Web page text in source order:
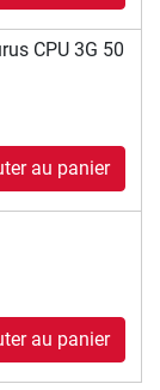
CPU 3G 50
au panier
au panier